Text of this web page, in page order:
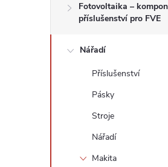
l
Fotovoltaika –
příslušenství pro FVE
Nářadí
Příslušenství
Pásky
Stroje
Nářadí
Makita